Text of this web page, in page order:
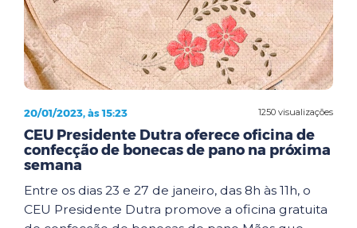
1250 visualizações
20/01/2023, às 15:23
CEU Presidente Dutra oferece oficina de
confecção de bonecas de pano na próxima
semana
Entre os dias 23 e 27 de janeiro, das 8h às 11h, o
CEU Presidente Dutra promove a oficina gratuita